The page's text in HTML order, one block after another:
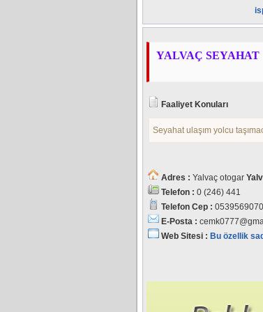
YALVAÇ SEYAHAT
Faaliyet Konuları
Seyahat ulaşım yolcu
Adres : Yalvaç otogar
Telefon : 0 (246) 441
Telefon Cep :
E-Posta :
Web Sitesi : Bu özellik